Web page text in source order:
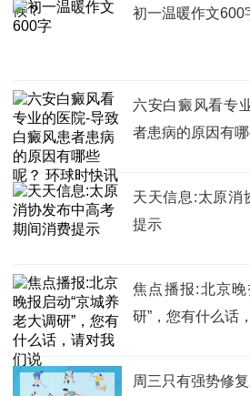
初一温暖作文600
六安白癜风看专
者患病的原因有
天天信息:太原消
提示
焦点播报:北京
研”，您有什么话
周三只有强势修